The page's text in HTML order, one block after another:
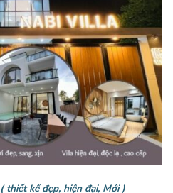
( thiết kế đẹp, hiện đại, Mới )